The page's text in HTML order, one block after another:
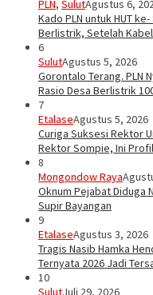
PLN, SulutAgustus 6,
Kado PLN untuk HUT
Berlistrik, Setelah
6
SulutAgustus 5, 2026
Gorontalo Terang. PLN
Rasio Desa Berlistrik
7
EtalaseAgustus 5, 2026
Curiga Suksesi Rektor
Rektor Sompie, Ini
8
Mongondow Raya
Oknum Pejabat Diduga
Supir Bayangan
9
EtalaseAgustus 3, 2026
Tragis Nasib Hamka
Ternyata 2026 Jadi
10
SulutJuli 29, 2026